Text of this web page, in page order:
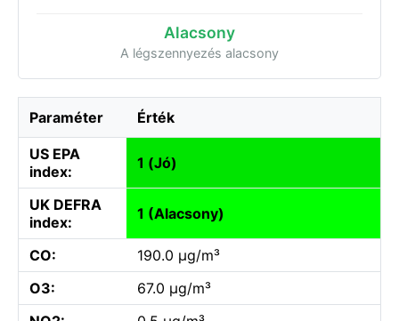
Alacsony
A légszennyezés alacsony
Paraméter Érték
US EPA
index:
1 (Jó)
UK DEFRA
index:
1 (Alacsony)
CO:
190.0 µg/m³
O3:
67.0 µg/m³